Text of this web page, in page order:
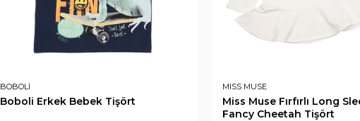
BOBOLİ
Boboli Erkek Bebek Tişört
MISS MUSE
Miss Muse Fırfırlı Long
Fancy Cheetah Tişört